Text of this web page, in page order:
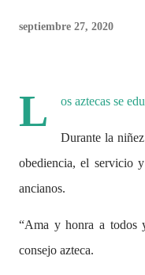
septiembre 27, 2020
L os aztecas se
Durante la
obediencia, el servicio
ancianos.
“Ama y honra a todos
consejo azteca.